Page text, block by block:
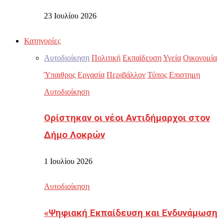
23 Ιουλίου 2026
Κατηγορίες
Αυτοδιοίκηση Πολιτική ΕκπαίδευσηΥγεία Οικονομία
Ύπαιθρος Εργασία Περιβάλλον Τύπος Επιστημη
Αυτοδιοίκηση
Ορίστηκαν οι νέοι Αντιδήμαρχοι στον
Δήμο Λοκρών
1 Ιουλίου 2026
Αυτοδιοίκηση
«Ψηφιακή Εκπαίδευση και Ενδυνάμωση